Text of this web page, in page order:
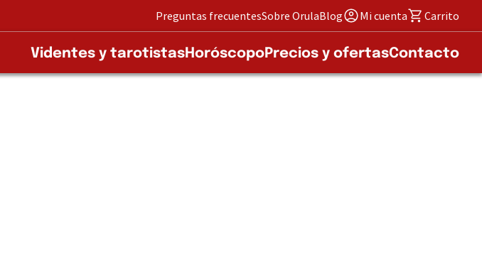
Preguntas frecuentesSobre OrulaBlog Mi cuenta Carrito
Videntes y tarotistasHoróscopoPrecios y ofertasContacto